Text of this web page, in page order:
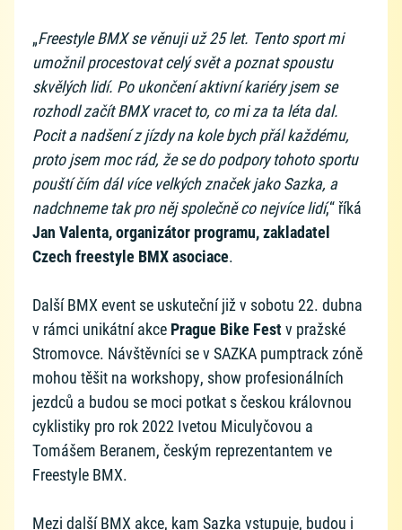
„Freestyle BMX se věnuji už 25 let. Tento sport mi
umožnil procestovat celý svět a poznat spoustu
skvělých lidí. Po ukončení aktivní kariéry jsem se
rozhodl začít BMX vracet to, co mi za ta léta dal.
Pocit a nadšení z jízdy na kole bych přál každému,
proto jsem moc rád, že se do podpory tohoto sportu
pouští čím dál více velkých značek jako Sazka, a
nadchneme tak pro něj společně co nejvíce lidí,“ říká
Jan Valenta, organizátor programu, zakladatel
Czech freestyle BMX asociace.
Další BMX event se uskuteční již v sobotu 22. dubna
v rámci unikátní akce Prague Bike Festv pražské
Stromovce. Návštěvníci se v SAZKA pumptrack zóně
mohou těšit na workshopy, show profesionálních
jezdců a budou se moci potkat s českou královnou
cyklistiky pro rok 2022 Ivetou Miculyčovou a
Tomášem Beranem, českým reprezentantem ve
Freestyle BMX.
Mezi další BMX akce, kam Sazka vstupuje, budou i